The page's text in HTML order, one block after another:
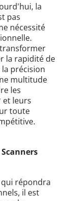
la
pas
nécessité
la rapidité de
précision
multitude
les
leurs
toute
répondra
il est